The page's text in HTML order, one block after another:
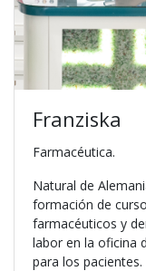
Franziska
Farmacéutica.
Natural de
formación de
farmacéuticos y
labor en la oficina
para los pacientes.